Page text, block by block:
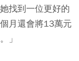
找到一位更好的
月還會將13萬元
」